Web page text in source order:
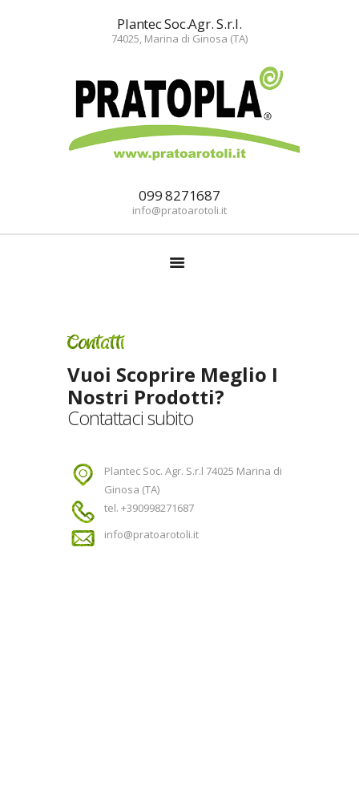
Plantec Soc.Agr. S.r.l.
74025, Marina di Ginosa (TA)
099 8271687
info@pratoarotoli.it
HOME
AZIENDA
PRODOTTI
CONTATTI
Contatti
Vuoi Scoprire Meglio I
Nostri Prodotti?
Contattaci subito
Plantec Soc. Agr. S.r.l 74025 Marina di
Ginosa (TA)
tel. +390998271687
info@pratoarotoli.it